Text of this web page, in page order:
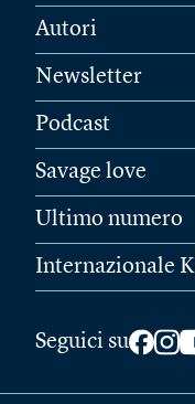
Autori
Newsletter
Podcast
Savage love
Ultimo numero
Internazionale
Seguici su